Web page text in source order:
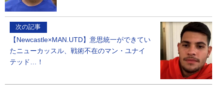
次の記事
【Newcastle×MAN.UTD】意思統一ができてい
たニューカッスル、戦術不在のマン・ユナイ
テッド…！